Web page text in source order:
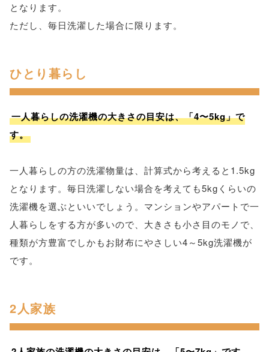
となります。
ただし、毎日洗濯した場合に限ります。
ひとり暮らし
一人暮らしの洗濯機の大きさの目安は、「4〜5kg」で
す。
一人暮らしの方の洗濯物量は、計算式から考えると1.5kg
となります。毎日洗濯しない場合を考えても5kgくらいの
洗濯機を選ぶといいでしょう。マンションやアパートで一
人暮らしをする方が多いので、大きさも小さ目のモノで、
種類が方豊富でしかもお財布にやさしい4～5kg洗濯機が
です。
2人家族